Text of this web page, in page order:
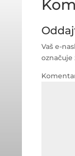
Vaš e-
označuje